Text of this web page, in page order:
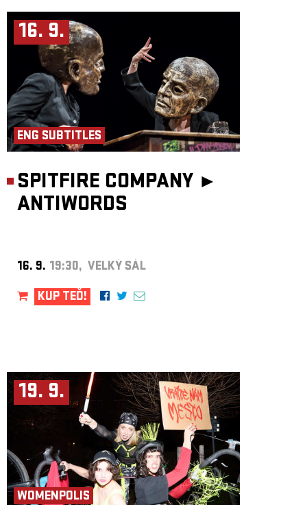
16. 9.
ENG SUBTITLES
SPITFIRE COMPANY ►
ANTIWORDS
16. 9. 19:30, VELKÝ SÁL
KUP TEĎ!
19. 9.
WOMENPOLIS